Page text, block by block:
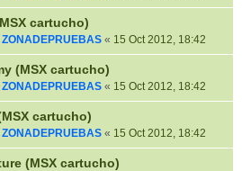
cartucho)
ZONADEPRUEBAS « 15 Oct 2012, 18:42
(MSX cartucho)
ZONADEPRUEBAS « 15 Oct 2012, 18:42
cartucho)
ZONADEPRUEBAS « 15 Oct 2012, 18:42
(MSX cartucho)